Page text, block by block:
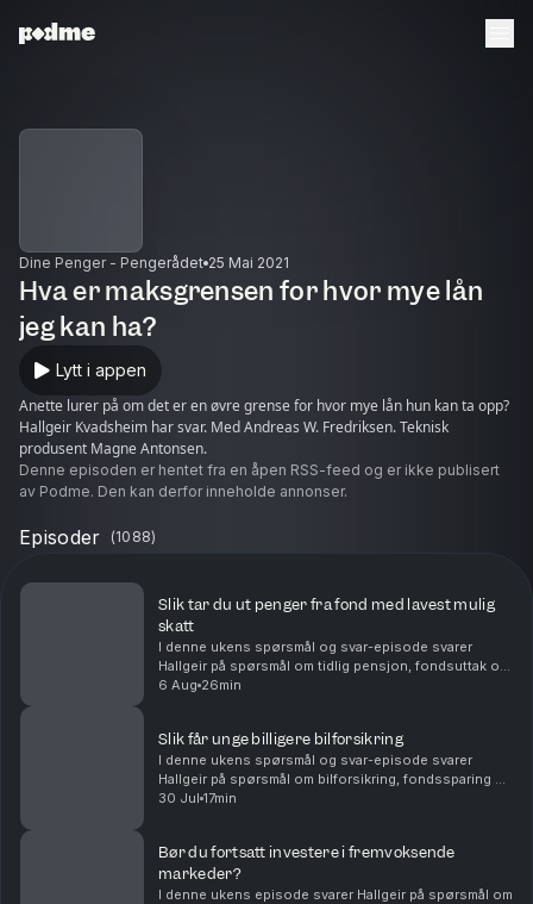
Dine Penger - Pengerådet 25 Mai 2021
Hva er maksgrensen for hvor mye lån
jeg kan ha?
Lytt i appen
Anette lurer på om det er en øvre grense for hvor mye lån hun kan ta opp?
Hallgeir Kvadsheim har svar. Med Andreas W. Fredriksen. Teknisk
produsent Magne Antonsen.
Denne episoden er hentet fra en åpen RSS-feed og er ikke publisert
av Podme. Den kan derfor inneholde annonser.
Episoder (1088)
Slik tar du ut penger fra fond med lavest mulig
skatt
I denne ukens spørsmål og svar-episode svarer
Hallgeir på spørsmål om tidlig pensjon, fondsuttak og
langsiktig sparing. Du får blant annet høre om: Hvor
6 Aug 26min
Slik får unge billigere bilforsikring
I denne ukens spørsmål og svar-episode svarer
Hallgeir på spørsmål om bilforsikring, fondssparing og
familieøkonomi. Du får blant annet høre om: Hvordan
30 Jul 17min
Bør du fortsatt investere i fremvoksende
markeder?
I denne ukens episode svarer Hallgeir på spørsmål om